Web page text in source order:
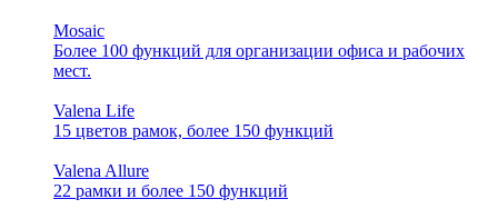
Mosaic
Более 100 функций для организации офиса и рабочих
мест.
Valena Life
15 цветов рамок, более 150 функций
Valena Allure
22 рамки и более 150 функций